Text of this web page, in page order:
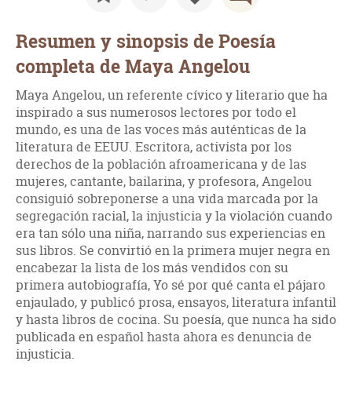
Resumen y sinopsis de Poesía
completa de Maya Angelou
Maya Angelou, un referente cívico y literario que ha
inspirado a sus numerosos lectores por todo el
mundo, es una de las voces más auténticas de la
literatura de EEUU. Escritora, activista por los
derechos de la población afroamericana y de las
mujeres, cantante, bailarina, y profesora, Angelou
consiguió sobreponerse a una vida marcada por la
segregación racial, la injusticia y la violación cuando
era tan sólo una niña, narrando sus experiencias en
sus libros. Se convirtió en la primera mujer negra en
encabezar la lista de los más vendidos con su
primera autobiografía, Yo sé por qué canta el pájaro
enjaulado, y publicó prosa, ensayos, literatura infantil
y hasta libros de cocina. Su poesía, que nunca ha sido
publicada en español hasta ahora es denuncia de
injusticia.